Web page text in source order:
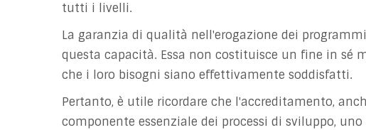
tutti i livelli.
La garanzia di qualità nell'erogazione dei
questa capacità. Essa non costituisce un fine in
che i loro bisogni siano effettivamente soddisfatti.
Pertanto, è utile ricordare che l'accreditamento,
componente essenziale dei processi di sviluppo,